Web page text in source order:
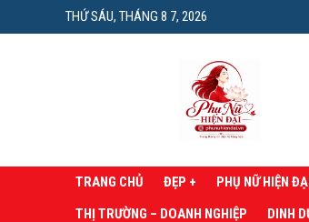
THỨ SÁU, THÁNG 8 7, 2026
Phụ
nữ
hiện
đại
TRANG CHỦ ĐẸP + PHỤ NỮ HIỆN
THỊ TRƯỜNG – DOANH NGHIỆP
DINH